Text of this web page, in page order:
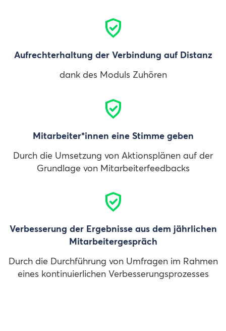
Aufrechterhaltung der Verbindung auf Distanz
dank des Moduls Zuhören
Mitarbeiter*innen eine Stimme geben
Durch die Umsetzung von Aktionsplänen auf der
Grundlage von Mitarbeiterfeedbacks
Verbesserung der Ergebnisse aus dem jährlichen
Mitarbeitergespräch
Durch die Durchführung von Umfragen im Rahmen
eines kontinuierlichen Verbesserungsprozesses